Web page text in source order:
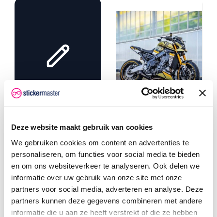
Deze website maakt gebruik van cookies
We gebruiken cookies om content en advertenties te
personaliseren, om functies voor social media te bieden
en om ons websiteverkeer te analyseren. Ook delen we
informatie over uw gebruik van onze site met onze
partners voor social media, adverteren en analyse. Deze
partners kunnen deze gegevens combineren met andere
informatie die u aan ze heeft verstrekt of die ze hebben
sticker
ontwerpen?
perfecte sticker
vinden? Maak je eigen
ontwerp.
ontwerp
Yamaha MT-09 2021-
stickerset
Geef jouw Yamaha MT-09
(2021-2023) een strakke en
stijlvolle uitstraling met de
Midnight Black stickerset.
Perfecte pasvorm en
€ 199,95